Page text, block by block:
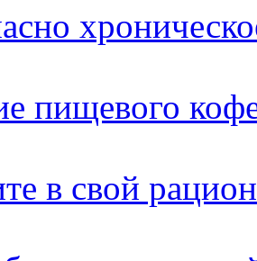
пищевого
в свой